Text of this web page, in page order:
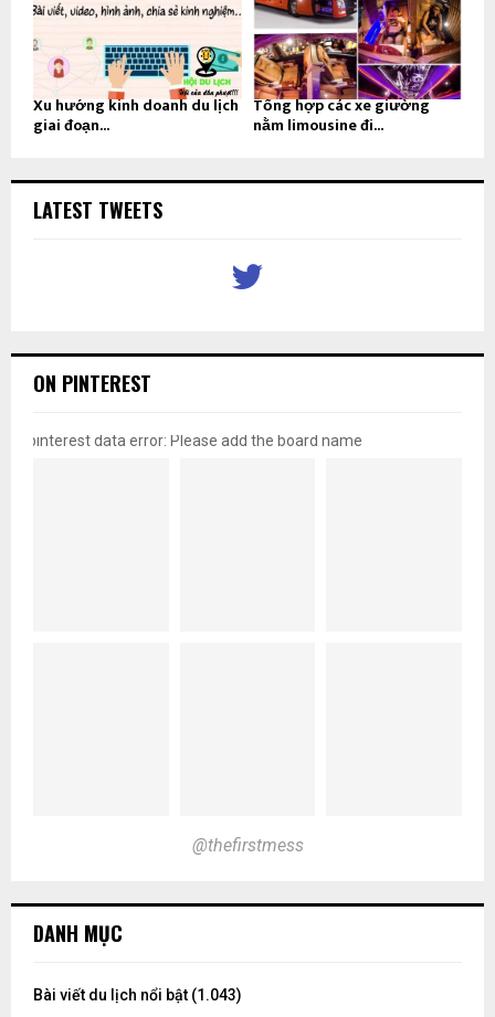
Xu hướng kinh doanh du lịch
giai đoạn...
Tổng hợp các xe giường
nằm limousine đi...
LATEST TWEETS
ON PINTEREST
pinterest data error: Please add the board name
@thefirstmess
DANH MỤC
Bài viết du lịch nổi bật (1.043)